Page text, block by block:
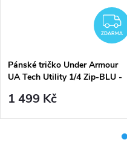
ZDARMA
Pánské tričko Under Armour
UA Tech Utility 1/4 Zip-BLU -
1 499 Kč